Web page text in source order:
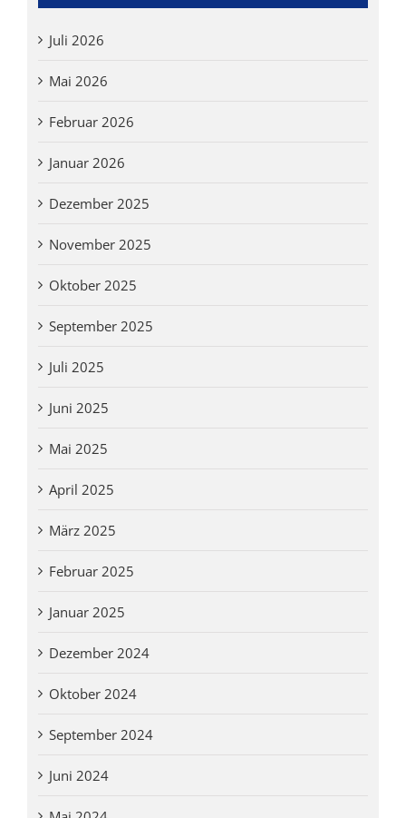
Juli 2026
Mai 2026
Februar 2026
Januar 2026
Dezember 2025
November 2025
Oktober 2025
September 2025
Juli 2025
Juni 2025
Mai 2025
April 2025
März 2025
Februar 2025
Januar 2025
Dezember 2024
Oktober 2024
September 2024
Juni 2024